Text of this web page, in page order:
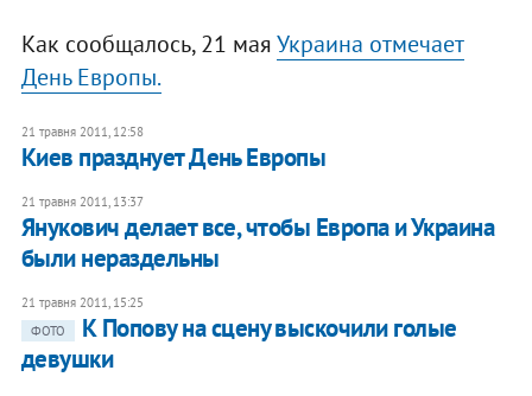
Как сообщалось, 21 маяУкраина отмечает
День Европы.
21 травня 2011, 12:58
Киев празднует День Европы
21 травня 2011, 13:37
Янукович делает все, чтобы Европа и Украина
были нераздельны
21 травня 2011, 15:25
ФОТО
К Попову на сцену выскочили голые
девушки